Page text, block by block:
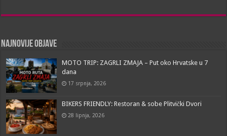
Najnovije objave
MOTO TRIP: ZAGRLI ZMAJA – Put oko Hrvatske u 7
dana
17 srpnja, 2026
BIKERS FRIENDLY: Restoran & sobe Plitvički Dvori
28 lipnja, 2026